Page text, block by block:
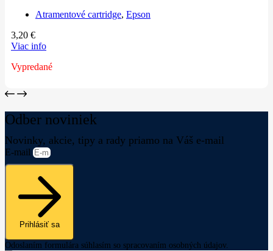
Atramentové cartridge, Epson
3,20 €
Viac info
Vypredané
Odber noviniek
Novinky, akcie, tipy a rady priamo na Váš e-mail
E-mail
Prihlásiť sa
Odoslaním formulára súhlasím so spracovaním osobných údajov.